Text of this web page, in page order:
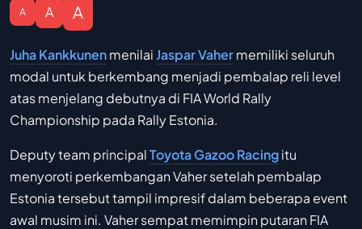
A A A
Juha KankkunenmenilaiJaspar Vahermemiliki seluruh
modal untuk berkembang menjadi pembalap reli level
atas menjelang debutnya di FIA World Rally
Championship pada Rally Estonia.
Deputy team principalToyota Gazoo Racingitu
menyoroti perkembangan Vaher setelah pembalap
Estonia tersebut tampil impresif dalam beberapa event
awal musim ini. Vaher sempat memimpin putaran FIA